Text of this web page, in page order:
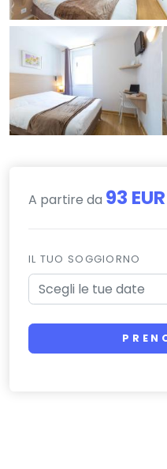
A partire da 93 EUR
IL TUO SOGGIORNO